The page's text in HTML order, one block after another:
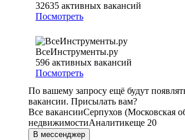
32635 активных вакансий
Посмотреть
ВсеИнструменты.ру
596 активных вакансий
Посмотреть
По вашему запросу ещё будут
вакансии. Присылать вам?
Все вакансииСерпухов (Московская
недвижимостиАналитикеще 20
В мессенджер